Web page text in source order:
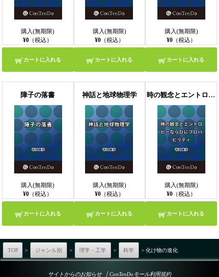
購入(無期限)
¥0 （税込）
カートに入れる
購入(無期限)
¥0（税込）
カートに入れる
購入(無期限)
¥0（税込）
カートに入れる
障子の落書
購入(無期限)
¥0 （税込）
カートに入れる
神話と地球物理学
購入(無期限)
¥0（税込）
カートに入れる
時の観念とエントロピーならびにプロバビリティ
購入(無期限)
¥0（税込）
カートに入れる
TOP > ジャンル別 > 理学・工学 > 科学 > 化け物の進化
サイトからのお知らせ ｜ ConTenDoモール利用規約